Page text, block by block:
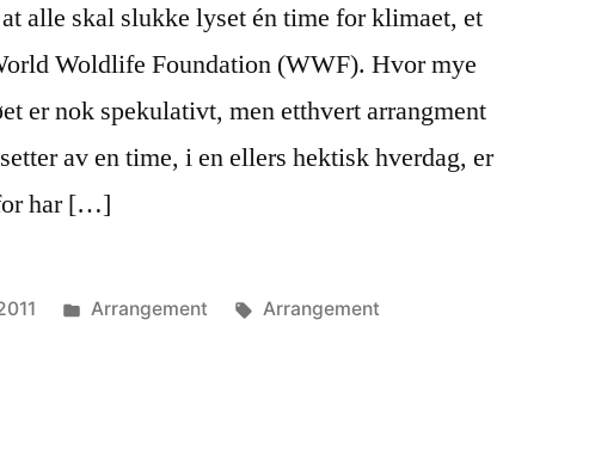
alle skal slukke lyset én time for klimaet, et
Woldlife Foundation (WWF). Hvor mye
er nok spekulativt, men etthvert arrangment
av en time, i en ellers hektisk hverdag, er
har […]
Publisert
Arrangement Stikkord:
Arrangement